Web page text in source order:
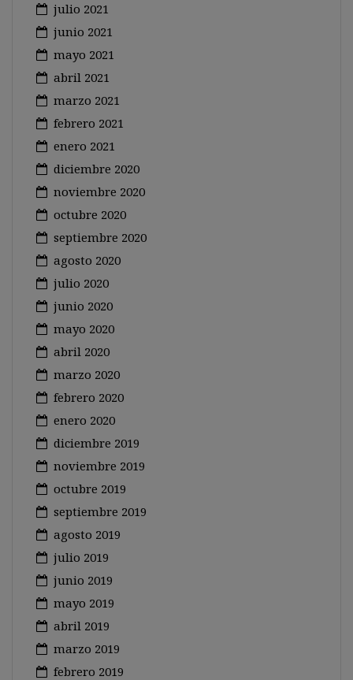
julio 2021
junio 2021
mayo 2021
abril 2021
marzo 2021
febrero 2021
enero 2021
diciembre 2020
noviembre 2020
octubre 2020
septiembre 2020
agosto 2020
julio 2020
junio 2020
mayo 2020
abril 2020
marzo 2020
febrero 2020
enero 2020
diciembre 2019
noviembre 2019
octubre 2019
septiembre 2019
agosto 2019
julio 2019
junio 2019
mayo 2019
abril 2019
marzo 2019
febrero 2019